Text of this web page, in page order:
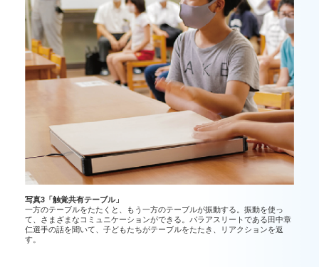
写真3「触覚共有テーブル」
一方のテーブルをたたくと、もう一方のテーブルが振動する。振動を使っ
て、さまざまなコミュニケーションができる。パラアスリートである田中章
仁選手の話を聞いて、子どもたちがテーブルをたたき、リアクションを返
す。